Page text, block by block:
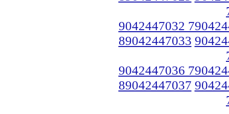
9042447032
89042447033
9042447036
89042447037